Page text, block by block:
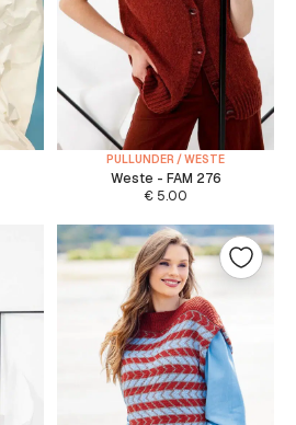
PULLUNDER / WESTE
Weste - FAM 276
€ 5.00